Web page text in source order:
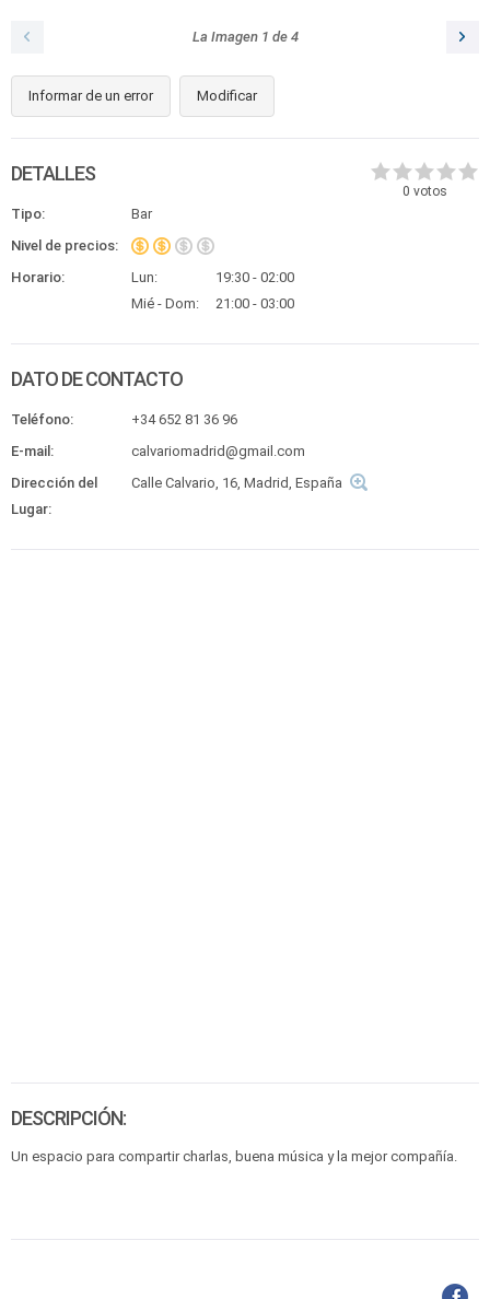
La Imagen 1 de 4
Informar de un error Modificar
0 votos
DETALLES
Tipo:
Bar
Nivel de precios:
Horario:
Lun:
19:30 - 02:00
Mié - Dom:
21:00 - 03:00
DATO DE CONTACTO
Teléfono:
+34 652 81 36 96
E-mail:
calvariomadrid@gmail.com
Dirección del
Lugar:
Calle Calvario, 16, Madrid, España
DESCRIPCIÓN:
Un espacio para compartir charlas, buena música y la mejor compañía.